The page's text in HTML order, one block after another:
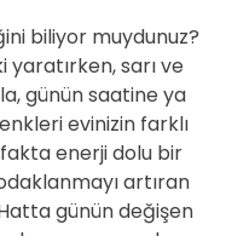
biliyor muydunuz?
sarı ve
günün saatine ya
evinizin farklı
enerji dolu bir
artıran
günün değişen